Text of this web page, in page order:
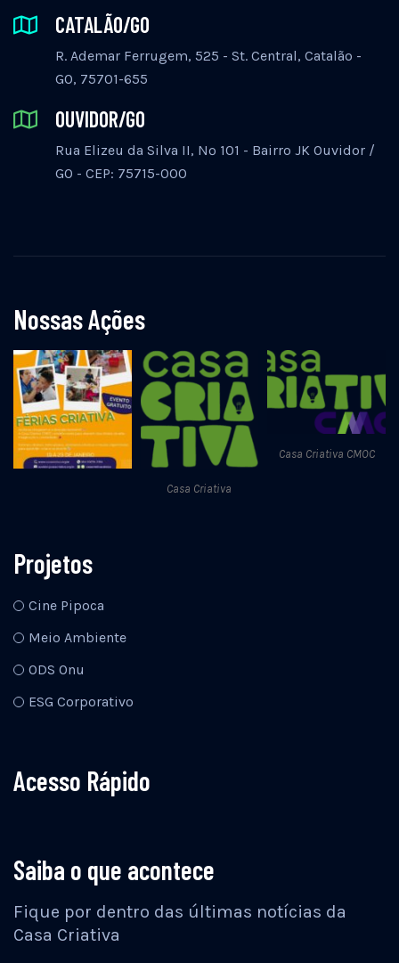
CATALÃO/GO
R. Ademar Ferrugem, 525 - St. Central, Catalão -
GO, 75701-655
OUVIDOR/GO
Rua Elizeu da Silva II, Nº 101 - Bairro JK Ouvidor /
GO - CEP: 75715-000
Nossas Ações
Casa Criativa
Casa Criativa CMOC
Projetos
Cine Pipoca
Meio Ambiente
ODS Onu
ESG Corporativo
Acesso Rápido
Saiba o que acontece
Fique por dentro das últimas notícias da
Casa Criativa